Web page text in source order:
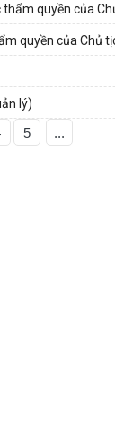
quyền của
quyền của Chủ
lý)
5 ...